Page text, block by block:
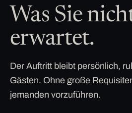
Was Sie
erwartet.
Der Auftritt bleibt persönlich,
Gästen. Ohne große
jemanden vorzuführen.